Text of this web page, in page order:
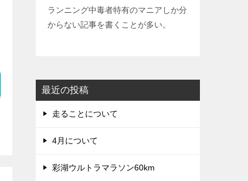
ランニング中毒者特有のマニアしか分
からない記事を書くことが多い。
最近の投稿
走ることについて
4月について
彩湖ウルトラマラソン60km